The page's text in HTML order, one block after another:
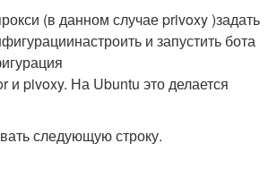
(в данном случае privoxy )задать
и запустить бота
и pivoxy. На Ubuntu это делается
следующую строку.